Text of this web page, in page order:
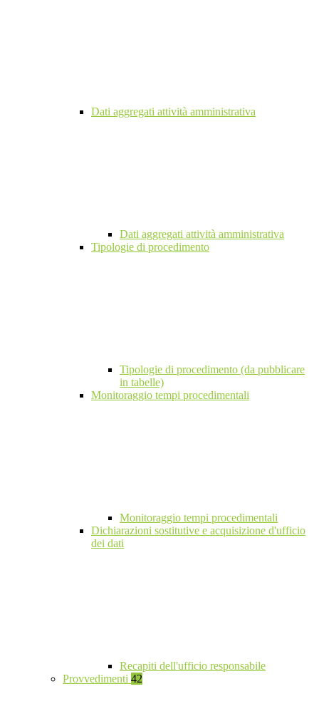
Dati aggregati attività amministrativa
Dati aggregati attività amministrativa
Tipologie di procedimento
Tipologie di procedimento (da pubblicare
in tabelle)
Monitoraggio tempi procedimentali
Monitoraggio tempi procedimentali
Dichiarazioni sostitutive e acquisizione d'ufficio
dei dati
Recapiti dell'ufficio responsabile
Provvedimenti 42